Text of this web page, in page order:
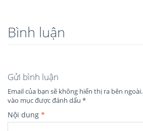
Bình luận
Gửi bình luận
Email của bạn sẽ không hiển thị ra bên ngoài.
vào mục được đánh dấu *
Nội dung *